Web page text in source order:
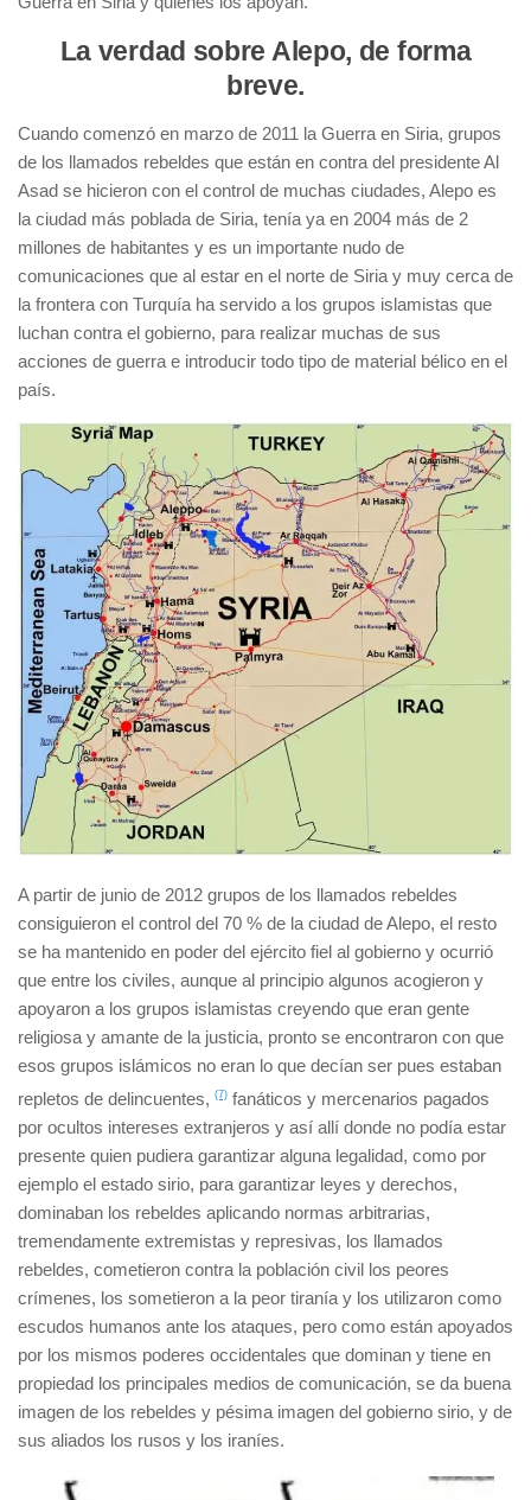
La verdad sobre Alepo, de forma
breve.
Cuando comenzó en marzo de 2011 la Guerra en Siria, grupos
de los llamados rebeldes que están en contra del presidente Al
Asad se hicieron con el control de muchas ciudades, Alepo es
la ciudad más poblada de Siria, tenía ya en 2004 más de 2
millones de habitantes y es un importante nudo de
comunicaciones que al estar en el norte de Siria y muy cerca de
la frontera con Turquía ha servido a los grupos islamistas que
luchan contra el gobierno, para realizar muchas de sus
acciones de guerra e introducir todo tipo de material bélico en el
país.
A partir de junio de 2012 grupos de los llamados rebeldes
consiguieron el control del 70 % de la ciudad de Alepo, el resto
se ha mantenido en poder del ejército fiel al gobierno y ocurrió
que entre los civiles, aunque al principio algunos acogieron y
apoyaron a los grupos islamistas creyendo que eran gente
religiosa y amante de la justicia, pronto se encontraron con que
esos grupos islámicos no eran lo que decían ser pues estaban
repletos de delincuentes, (7) fanáticos y mercenarios pagados
por ocultos intereses extranjeros y así allí donde no podía estar
presente quien pudiera garantizar alguna legalidad, como por
ejemplo el estado sirio, para garantizar leyes y derechos,
dominaban los rebeldes aplicando normas arbitrarias,
tremendamente extremistas y represivas, los llamados
rebeldes, cometieron contra la población civil los peores
crímenes, los sometieron a la peor tiranía y los utilizaron como
escudos humanos ante los ataques, pero como están apoyados
por los mismos poderes occidentales que dominan y tiene en
propiedad los principales medios de comunicación, se da buena
imagen de los rebeldes y pésima imagen del gobierno sirio, y de
sus aliados los rusos y los iraníes.